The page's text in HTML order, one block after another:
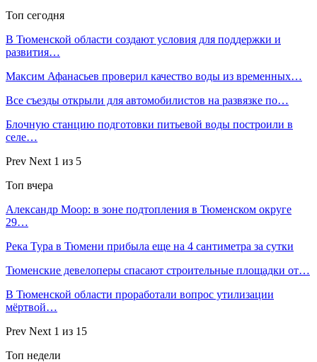
Топ сегодня
В Тюменской области создают условия для поддержки и
развития…
Максим Афанасьев проверил качество воды из временных…
Все съезды открыли для автомобилистов на развязке по…
Блочную станцию подготовки питьевой воды построили в
селе…
Prev Next 1 из 5
Топ вчера
Александр Моор: в зоне подтопления в Тюменском округе
29…
Река Тура в Тюмени прибыла еще на 4 сантиметра за сутки
Тюменские девелоперы спасают строительные площадки от…
В Тюменской области проработали вопрос утилизации
мёртвой…
Prev Next 1 из 15
Топ недели